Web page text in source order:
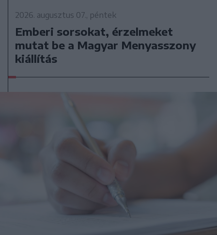
2026. augusztus 07., péntek
Emberi sorsokat, érzelmeket
mutat be a Magyar Menyasszony
kiállítás